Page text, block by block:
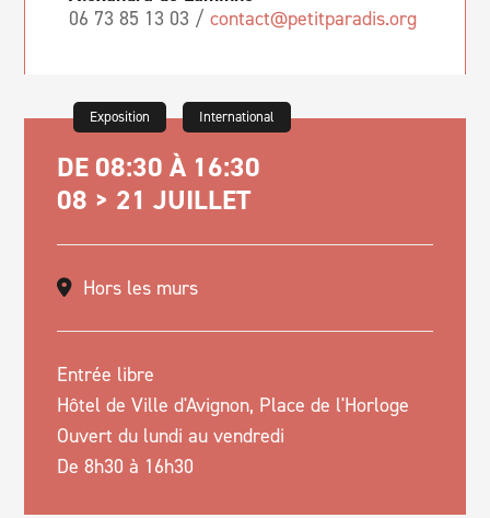
06 73 85 13 03 /contact@petitparadis.org
Exposition International
DE 08:30 À 16:30
08 > 21 JUILLET
Hors les murs
Entrée libre
Hôtel de Ville d'Avignon, Place de l'Horloge
Ouvert du lundi au vendredi
De 8h30 à 16h30